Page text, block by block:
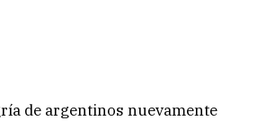
de argentinos nuevamente